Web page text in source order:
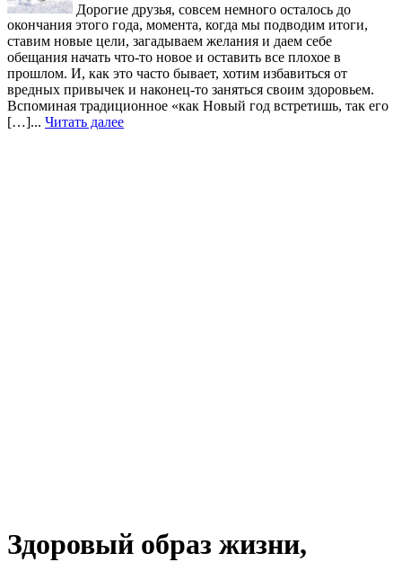
Дорогие друзья, совсем немного осталось до
окончания этого года, момента, когда мы подводим итоги,
ставим новые цели, загадываем желания и даем себе
обещания начать что-то новое и оставить все плохое в
прошлом. И, как это часто бывает, хотим избавиться от
вредных привычек и наконец-то заняться своим здоровьем.
Вспоминая традиционное «как Новый год встретишь, так его
[…]... Читать далее
Здоровый образ жизни,